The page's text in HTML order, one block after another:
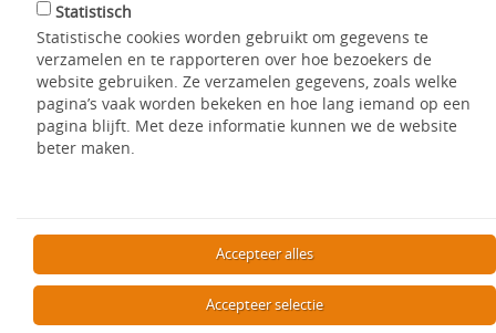
Statistisch
Statistische cookies worden gebruikt om gegevens te
verzamelen en te rapporteren over hoe bezoekers de
website gebruiken. Ze verzamelen gegevens, zoals welke
pagina’s vaak worden bekeken en hoe lang iemand op een
pagina blijft. Met deze informatie kunnen we de website
beter maken.
Accepteer alles
Accepteer selectie
er van buiten niet anders uit. Ze hebben twee tot vijf kamers
en zijn via een alarm-intercomsysteem verbonden met de
hulppost, de ADL-eenheid.
Fokus heeft bijna honderd projecten met in totaal ongeveer
1400 woningen in 65 plaatsen in Nederland. Kijk op de
website van Fokus voor de beschikbare woningen: Fokus
Delen
Terug